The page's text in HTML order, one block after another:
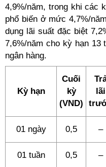
4,9%/năm, trong khi các
phổ biến ở mức 4,7%/
dụng lãi suất đặc biệt
7,6%/năm cho kỳ hạn 13
ngân hàng.
Kỳ hạn
Cuối
kỳ
(VND)
lãi
01 ngày 0,5 –
01 tuần 0,5 –